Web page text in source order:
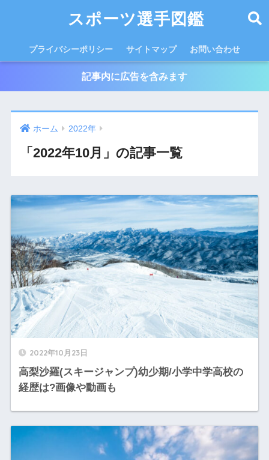
スポーツ選手図鑑
プライバシーポリシー サイトマップ お問い合わせ
記事内に広告を含みます
ホーム 2022年
「2022年10月」の記事一覧
2022年10月23日
高梨沙羅(スキージャンプ)幼少期/小学中学高校の
経歴は?画像や動画も